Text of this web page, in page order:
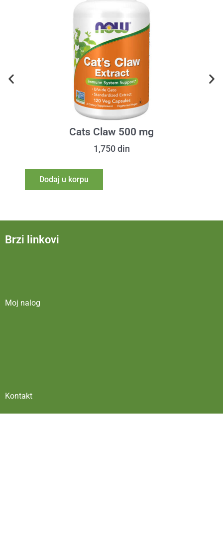
Cats Claw 500 mg
1,750 din
Dodaj u korpu
Brzi linkovi
Moj nalog
Kontakt